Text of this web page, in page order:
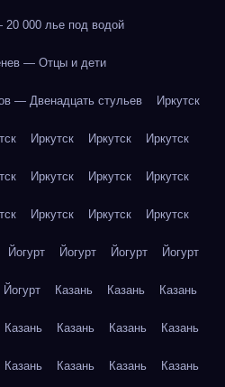
000 лье под водой
— Отцы и дети
— Двенадцать стульев Иркутск
Иркутск Иркутск Иркутск
Иркутск Иркутск Иркутск
Иркутск Иркутск Иркутск
Йогурт Йогурт Йогурт Йогурт
Йогурт Казань Казань Казань
Казань Казань Казань Казань
Казань Казань Казань Казань